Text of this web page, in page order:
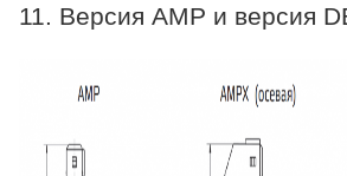
11. Версия AMP и версия